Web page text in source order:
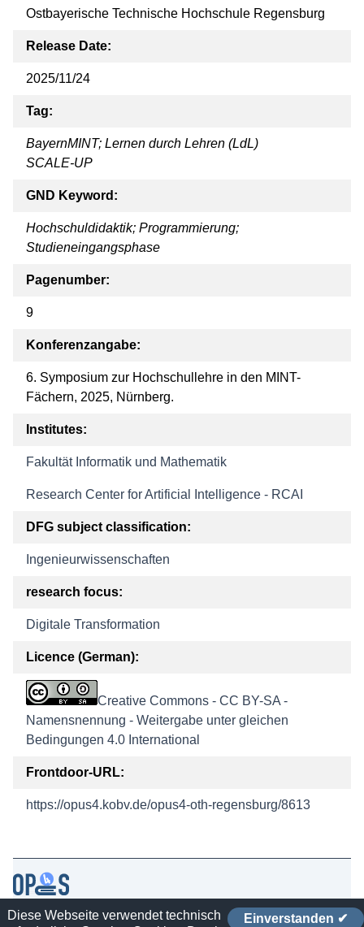
Ostbayerische Technische Hochschule Regensburg
Release Date:
2025/11/24
Tag:
BayernMINT; Lernen durch Lehren (LdL)
SCALE-UP
GND Keyword:
Hochschuldidaktik; Programmierung;
Studieneingangsphase
Pagenumber:
9
Konferenzangabe:
6. Symposium zur Hochschullehre in den MINT-
Fächern, 2025, Nürnberg.
Institutes:
Fakultät Informatik und Mathematik
Research Center for Artificial Intelligence - RCAI
DFG subject classification:
Ingenieurwissenschaften
research focus:
Digitale Transformation
Licence (German):
Creative Commons - CC BY-SA -
Namensnennung - Weitergabe unter gleichen
Bedingungen 4.0 International
Frontdoor-URL:
https://opus4.kobv.de/opus4-oth-regensburg/8613
Contact Einverstanden ✔
Diese Webseite verwendet technisch